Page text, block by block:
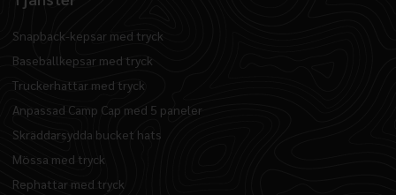
Snapback-kepsar med tryck
Baseballkepsar med tryck
Truckerhattar med tryck
Anpassad Camp Cap med 5 paneler
Skräddarsydda bucket hats
Mössa med tryck
Rephattar med tryck